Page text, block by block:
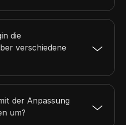
die
verschiedene
der Anpassung
um?